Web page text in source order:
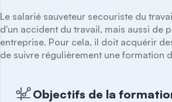
Le salarié sauveteur secouriste du
d'un accident du travail, mais aussi de
entreprise. Pour cela, il doit acquérir
de suivre régulièrement une formation
Objectifs de la